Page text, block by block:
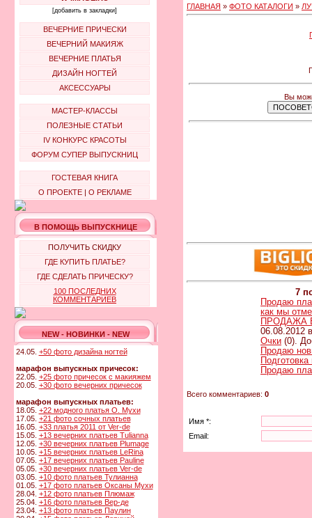
[добавить в закладки]
ВЕЧЕРНИЕ ПРИЧЕСКИ
ВЕЧЕРНИЙ МАКИЯЖ
ВЕЧЕРНИЕ ПЛАТЬЯ
ДИЗАЙН НОГТЕЙ
АКСЕССУАРЫ
МАСТЕР-КЛАССЫ
ПОЛЕЗНЫЕ СТАТЬИ
IV КОНКУРС КРАСОТЫ
ФОРУМ СУПЕР ВЫПУСКНИЦ
ГОСТЕВАЯ КНИГА
О ПРОЕКТЕ| О РЕКЛАМЕ
В ПОМОЩЬ ВЫПУСКНИЦЕ
ПОЛУЧИТЬ СКИДКУ
ГДЕ КУПИТЬ ПЛАТЬЕ?
ГДЕ СДЕЛАТЬ ПРИЧЕСКУ?
100 ПОСЛЕДНИХ
КОММЕНТАРИЕВ
NEW - НОВИНКИ - NEW
24.05. +50 фото дизайна ногтей
марафон выпускных причесок:
22.05. +25 фото причесок с макияжем
20.05. +30 фото вечерних причесок
марафон выпускных платьев:
18.05. +22 модного платья О. Мухи
17.05. +21 фото сочных платьев
16.05. +33 платья 2011 от Ver-de
15.05. +13 вечерних платьев Tulianna
12.05. +30 вечерних платьев Plumage
10.05. +15 вечерних платьев LeRina
07.05. +17 вечерних платьев Pauline
05.05. +30 вечерних платьев Ver-de
03.05. +10 фото платьев Тулианна
01.05. +17 фото платьев Оксаны Мухи
28.04. +12 фото платьев Плюмаж
25.04. +16 фото платьев Вер-де
23.04. +13 фото платьев Паулин
ГЛАВНАЯ » ФОТО КАТАЛОГИ »
Вы
7
Продаю
как мы
ПРОДАЖА
06.08.2012
Очки (0).
Продаю
Продаю
Всего комментариев: 0
Имя *:
Email: